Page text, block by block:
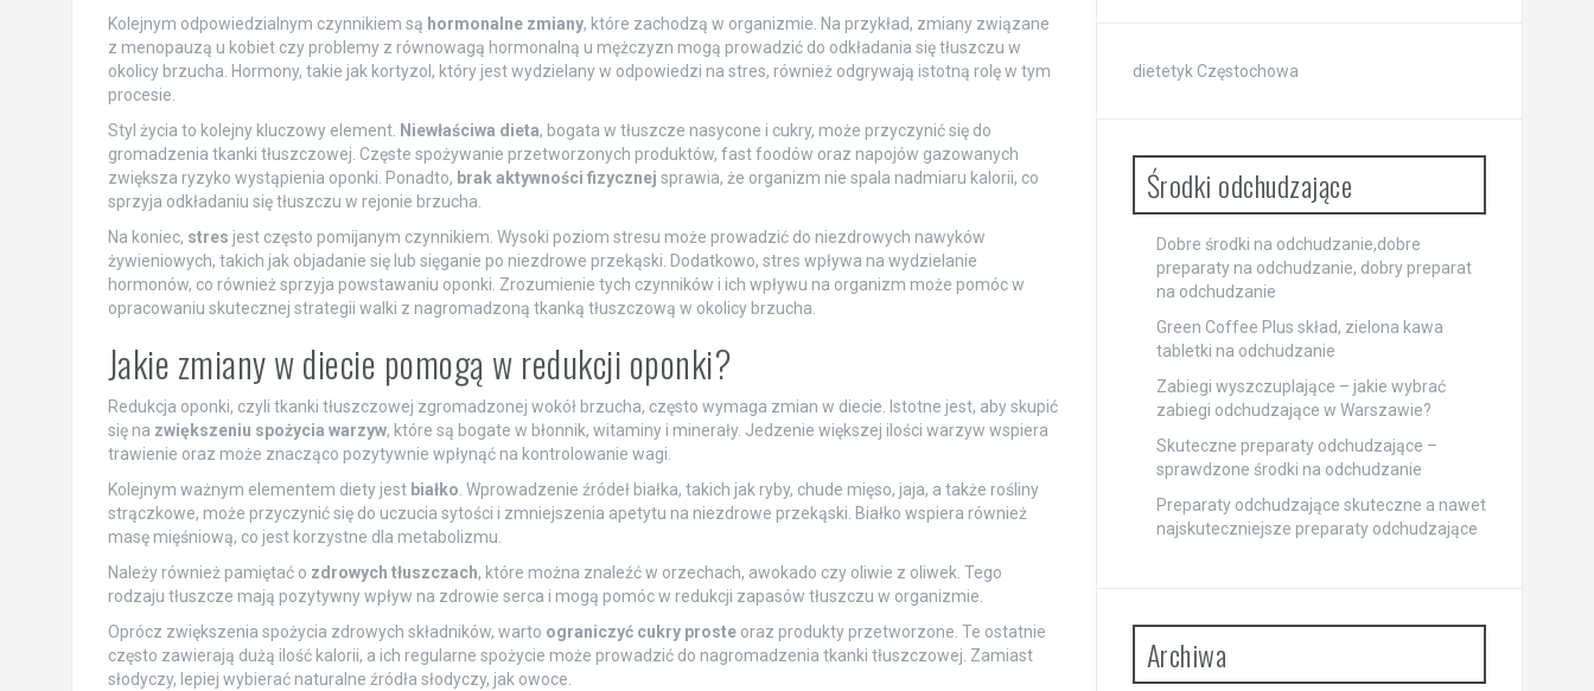
Kolejnym odpowiedzialnym czynnikiem są hormonalne zmiany, które zachodzą w organizmie. Na przykład, zmiany związane
z menopauzą u kobiet czy problemy z równowagą hormonalną u mężczyzn mogą prowadzić do odkładania się tłuszczu w
okolicy brzucha. Hormony, takie jak kortyzol, który jest wydzielany w odpowiedzi na stres, również odgrywają istotną rolę w tym
procesie.
Styl życia to kolejny kluczowy element. Niewłaściwa dieta, bogata w tłuszcze nasycone i cukry, może przyczynić się do
gromadzenia tkanki tłuszczowej. Częste spożywanie przetworzonych produktów, fast foodów oraz napojów gazowanych
zwiększa ryzyko wystąpienia oponki. Ponadto, brak aktywności fizycznej sprawia, że organizm nie spala nadmiaru kalorii, co
sprzyja odkładaniu się tłuszczu w rejonie brzucha.
Na koniec, stres jest często pomijanym czynnikiem. Wysoki poziom stresu może prowadzić do niezdrowych nawyków
żywieniowych, takich jak objadanie się lub sięganie po niezdrowe przekąski. Dodatkowo, stres wpływa na wydzielanie
hormonów, co również sprzyja powstawaniu oponki. Zrozumienie tych czynników i ich wpływu na organizm może pomóc w
opracowaniu skutecznej strategii walki z nagromadzoną tkanką tłuszczową w okolicy brzucha.
Jakie zmiany w diecie pomogą w redukcji oponki?
Redukcja oponki, czyli tkanki tłuszczowej zgromadzonej wokół brzucha, często wymaga zmian w diecie. Istotne jest, aby skupić
się na zwiększeniu spożycia warzyw, które są bogate w błonnik, witaminy i minerały. Jedzenie większej ilości warzyw wspiera
trawienie oraz może znacząco pozytywnie wpłynąć na kontrolowanie wagi.
Kolejnym ważnym elementem diety jest białko. Wprowadzenie źródeł białka, takich jak ryby, chude mięso, jaja, a także rośliny
strączkowe, może przyczynić się do uczucia sytości i zmniejszenia apetytu na niezdrowe przekąski. Białko wspiera również
masę mięśniową, co jest korzystne dla metabolizmu.
Należy również pamiętać o zdrowych tłuszczach, które można znaleźć w orzechach, awokado czy oliwie z oliwek. Tego
rodzaju tłuszcze mają pozytywny wpływ na zdrowie serca i mogą pomóc w redukcji zapasów tłuszczu w organizmie.
Oprócz zwiększenia spożycia zdrowych składników, warto ograniczyć cukry prosteoraz produkty przetworzone. Te ostatnie
często zawierają dużą ilość kalorii, a ich regularne spożycie może prowadzić do nagromadzenia tkanki tłuszczowej. Zamiast
słodyczy, lepiej wybierać naturalne źródła słodyczy, jak owoce.
dietetyk Częstochowa
Środki odchudzające
Dobre środki na odchudzanie,dobre
preparaty na odchudzanie, dobry preparat
na odchudzanie
Green Coffee Plus skład, zielona kawa
tabletki na odchudzanie
Zabiegi wyszczuplające – jakie wybrać
zabiegi odchudzające w Warszawie?
Skuteczne preparaty odchudzające –
sprawdzone środki na odchudzanie
Preparaty odchudzające skuteczne a nawet
najskuteczniejsze preparaty odchudzające
Archiwa